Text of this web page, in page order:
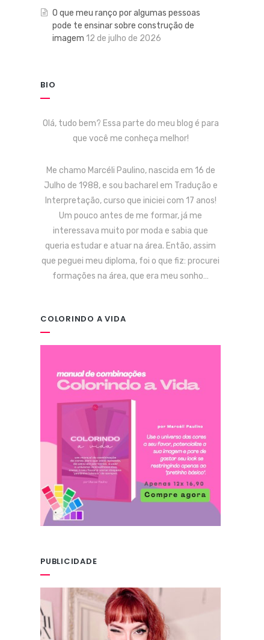
O que meu ranço por algumas pessoas
pode te ensinar sobre construção de
imagem 12 de julho de 2026
BIO
Olá, tudo bem? Essa parte do meu blog é para
que você me conheça melhor!
Me chamo Marcéli Paulino, nascida em 16 de
Julho de 1988, e sou bacharel em Tradução e
Interpretação, curso que iniciei com 17 anos!
Um pouco antes de me formar, já me
interessava muito por moda e sabia que
queria estudar e atuar na área. Então, assim
que peguei meu diploma, foi o que fiz: procurei
formações na área, que era meu sonho…
COLORINDO A VIDA
PUBLICIDADE